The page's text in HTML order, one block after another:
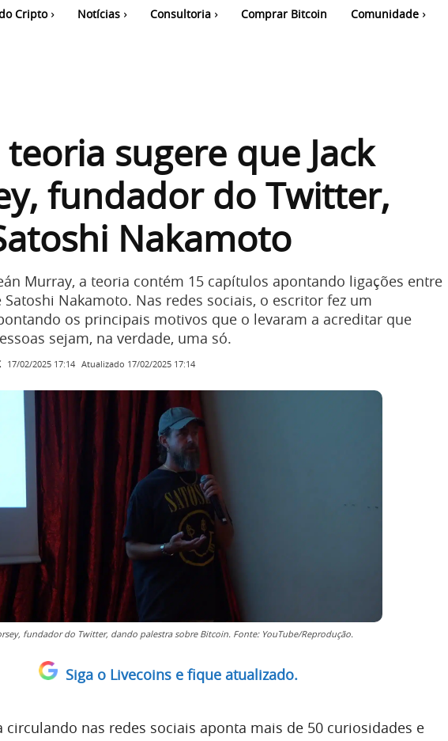
Cripto Notícias Consultoria Comprar Bitcoin Comunidade
sugere que Jack
fundador do Twitter,
Nakamoto
Murray, a teoria contém 15 capítulos apontando ligações entre
Satoshi Nakamoto. Nas redes sociais, o escritor fez um
os principais motivos que o levaram a acreditar que
sejam, na verdade, uma só.
17/02/2025 17:14 Atualizado 17/02/2025 17:14
fundador do Twitter, dando palestra sobre Bitcoin. Fonte: YouTube/Reprodução.
Siga o Livecoins e fique atualizado.
circulando nas redes sociais aponta mais de 50 curiosidades e